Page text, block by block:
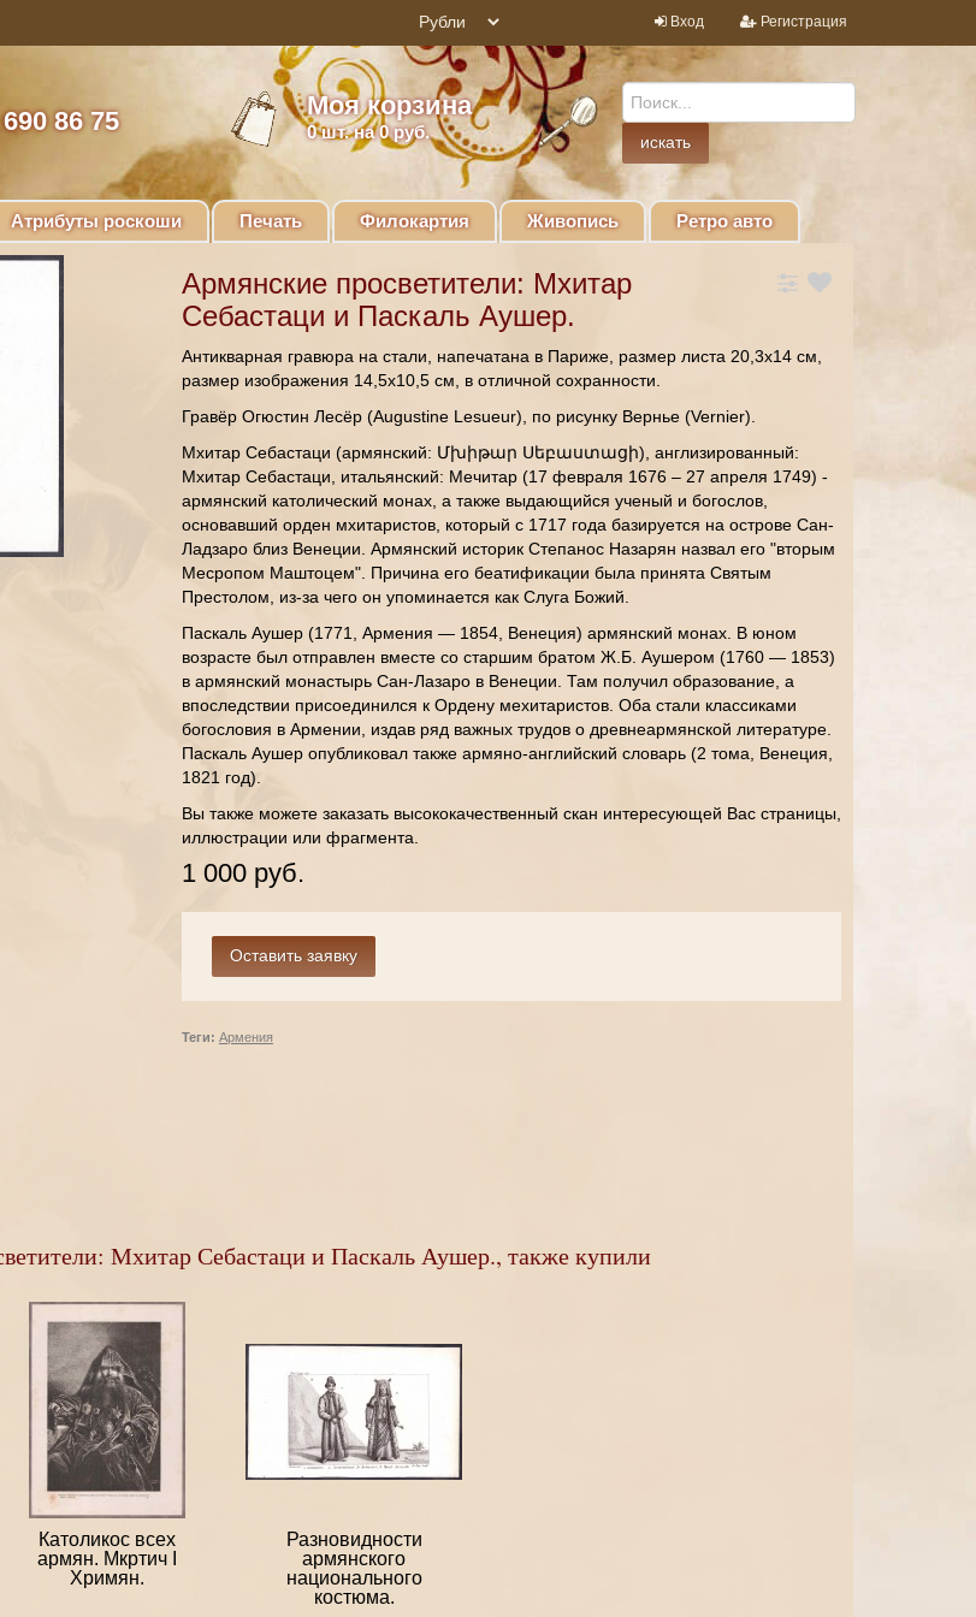
Вход Регистрация
86 75
Моя корзина
0шт. на 0 руб.
Атрибуты роскоши Печать Филокартия Живопись Ретро авто
Армянские просветители: Мхитар
Себастаци и Паскаль Аушер.
Антикварная гравюра на стали, напечатана в Париже, размер листа 20,3х14 см,
размер изображения 14,5х10,5 см, в отличной сохранности.
Гравёр Огюстин Лесёр (Augustine Lesueur), по рисунку Вернье (Vernier).
Мхитар Себастаци (армянский: Մխիթար Սեբաստացի), англизированный:
Мхитар Себастаци, итальянский: Мечитар (17 февраля 1676 – 27 апреля 1749) -
армянский католический монах, а также выдающийся ученый и богослов,
основавший орден мхитаристов, который с 1717 года базируется на острове Сан-
Ладзаро близ Венеции. Армянский историк Степанос Назарян назвал его "вторым
Месропом Маштоцем". Причина его беатификации была принята Святым
Престолом, из-за чего он упоминается как Слуга Божий.
Паскаль Аушер (1771, Армения — 1854, Венеция) армянский монах. В юном
возрасте был отправлен вместе со старшим братом Ж.Б. Аушером (1760 — 1853)
в армянский монастырь Сан-Лазаро в Венеции. Там получил образование, а
впоследствии присоединился к Ордену мехитаристов. Оба стали классиками
богословия в Армении, издав ряд важных трудов о древнеармянской литературе.
Паскаль Аушер опубликовал также армяно-английский словарь (2 тома, Венеция,
1821 год).
Вы также можете заказать высококачественный скан интересующей Вас страницы,
иллюстрации или фрагмента.
1 000 руб.
Теги: Армения
Мхитар Себастаци и Паскаль Аушер., также купили
Католикос всех
армян. Мкртич I
Хримян.
Разновидности
армянского
национального
костюма.